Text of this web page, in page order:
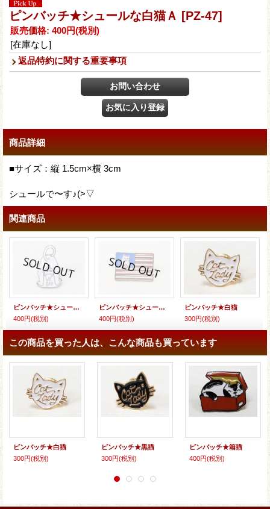
ピンバッチ★シュールな白猫Ａ [PZ-47]
販売価格: 400円(税別)
[在庫なし]
返品特約に関する重要事項
商品詳細
■サイズ：縦 1.5cm×横 3cm
シュールで〜す♪(>▽
関連商品
ピンバッチ★シュールな白猫Ｂ
400円(税別)
ピンバッチ★シュールな白猫Ｃ
400円(税別)
ピンバッチ★白猫
300円(税別)
この商品を買った人は、こんな商品も買っています
ピンバッチ★白猫
300円(税別)
ピンバッチ★黒猫
300円(税別)
ピンバッチ★箱猫
400円(税別)